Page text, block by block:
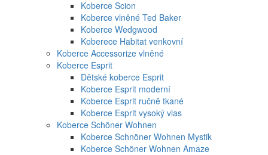
Koberce Scion
Koberce vlněné Ted Baker
Koberce Wedgwood
Koberece Habitat venkovní
Koberce Accessorize vlněné
Koberce Esprit
Dětské koberce Esprit
Koberce Esprit moderní
Koberce Esprit ručně tkané
Koberce Esprit vysoký vlas
Koberce Schöner Wohnen
Koberce Schnöner Wohnen Mystik
Koberce Schöner Wohnen Amaze